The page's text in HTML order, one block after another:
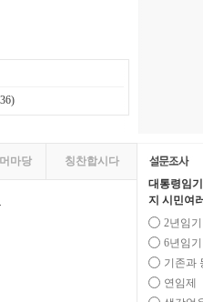
마당 칭찬합시다
대통령임
지 시민여
2년임기
6년임기
기존과
연임제